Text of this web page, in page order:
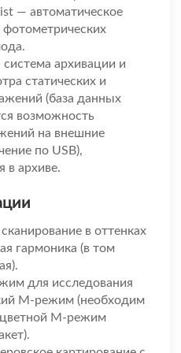
— автоматическое
архивации и
статических и
(база данных
возможность
на внешние
по USB),
в архиве.
в оттенках
гармоника (в том
для исследования
М-режим (необходим
цветной М-режим